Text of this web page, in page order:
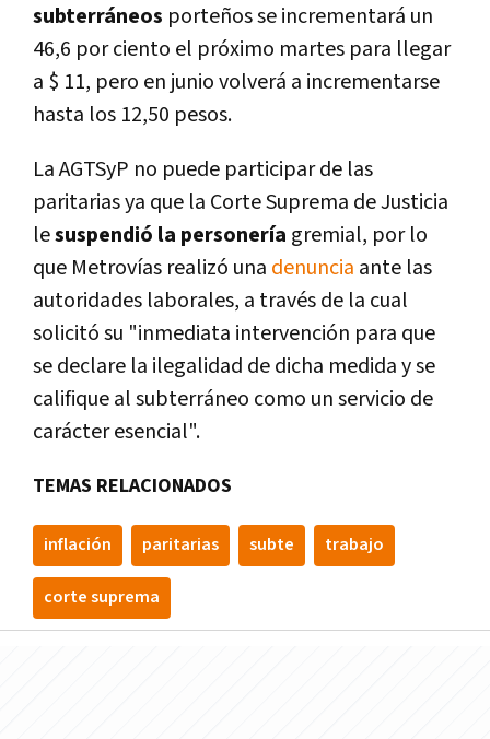
subterráneos porteños se incrementará un
46,6 por ciento el próximo martes para llegar
a $ 11, pero en junio volverá a incrementarse
hasta los 12,50 pesos.
La AGTSyP no puede participar de las
paritarias ya que la Corte Suprema de Justicia
lesuspendió la personerí­a gremial, por lo
que Metroví­as realizó una denuncia ante las
autoridades laborales, a través de la cual
solicitó su "inmediata intervención para que
se declare la ilegalidad de dicha medida y se
califique al subterráneo como un servicio de
carácter esencial".
TEMAS RELACIONADOS
inflación paritarias subte trabajo
corte suprema